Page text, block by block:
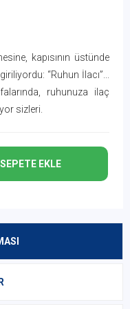
kapısının üstünde
“Ruhun İlacı”...
ruhunuza ilaç
sizleri.
SEPETE EKLE